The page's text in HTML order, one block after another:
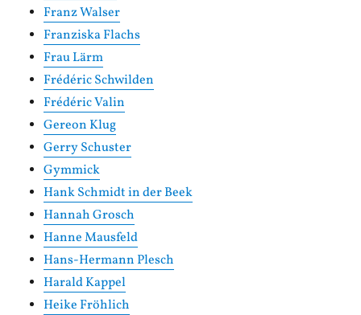
Franz Walser
Franziska Flachs
Frau Lärm
Frédéric Schwilden
Frédéric Valin
Gereon Klug
Gerry Schuster
Gymmick
Hank Schmidt in der Beek
Hannah Grosch
Hanne Mausfeld
Hans-Hermann Plesch
Harald Kappel
Heike Fröhlich